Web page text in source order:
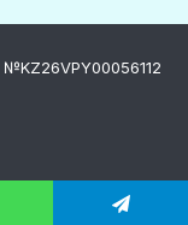
№KZ26VPY00056112